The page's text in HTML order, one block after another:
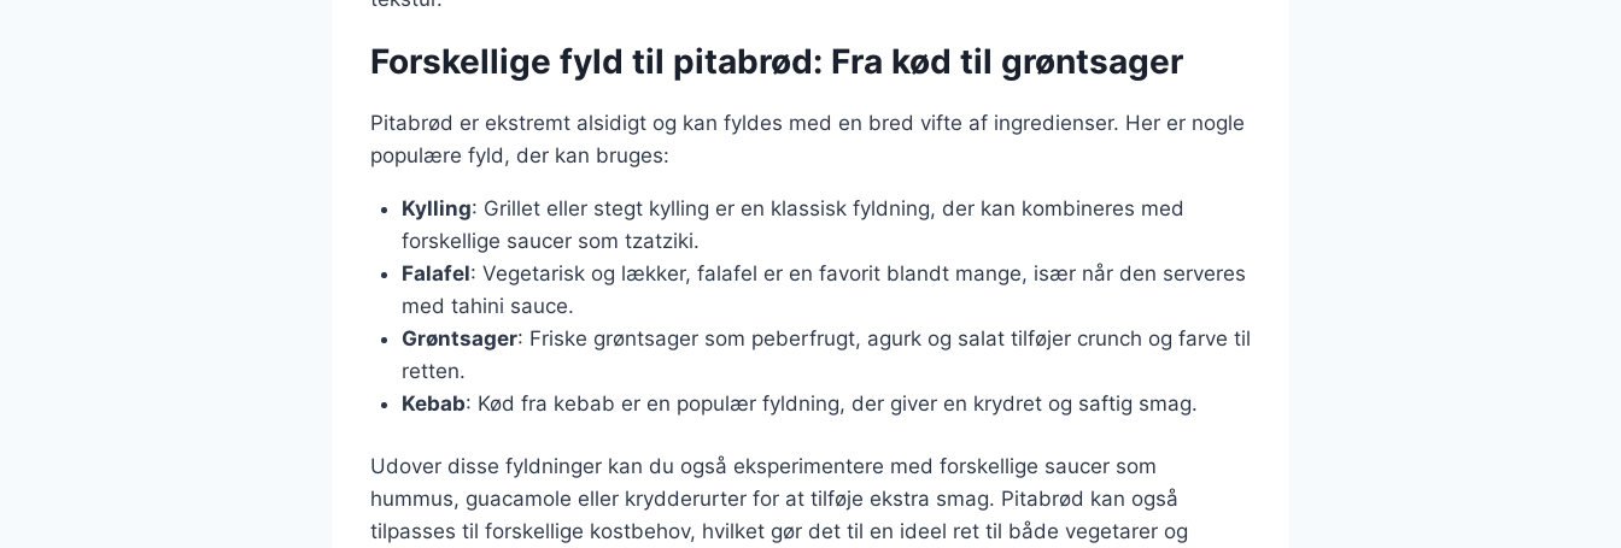
Forskellige fyld til pitabrød: Fra kød til grøntsager
Pitabrød er ekstremt alsidigt og kan fyldes med en bred vifte af ingredienser. Her er nogle
populære fyld, der kan bruges:
Kylling: Grillet eller stegt kylling er en klassisk fyldning, der kan kombineres med
forskellige saucer som tzatziki.
Falafel: Vegetarisk og lækker, falafel er en favorit blandt mange, især når den serveres
med tahini sauce.
Grøntsager: Friske grøntsager som peberfrugt, agurk og salat tilføjer crunch og farve til
retten.
Kebab: Kød fra kebab er en populær fyldning, der giver en krydret og saftig smag.
Udover disse fyldninger kan du også eksperimentere med forskellige saucer som
hummus, guacamole eller krydderurter for at tilføje ekstra smag. Pitabrød kan også
tilpasses til forskellige kostbehov, hvilket gør det til en ideel ret til både vegetarer og